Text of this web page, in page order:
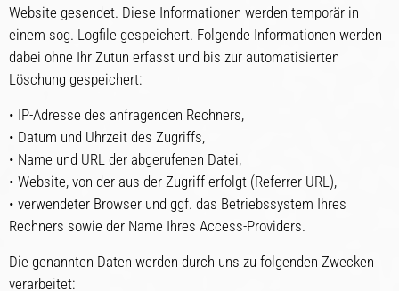
Website gesendet. Diese Informationen werden temporär in
einem sog. Logfile gespeichert. Folgende Informationen werden
dabei ohne Ihr Zutun erfasst und bis zur automatisierten
Löschung gespeichert:
• IP-Adresse des anfragenden Rechners,
• Datum und Uhrzeit des Zugriffs,
• Name und URL der abgerufenen Datei,
• Website, von der aus der Zugriff erfolgt (Referrer-URL),
• verwendeter Browser und ggf. das Betriebssystem Ihres
Rechners sowie der Name Ihres Access-Providers.
Die genannten Daten werden durch uns zu folgenden Zwecken
verarbeitet: